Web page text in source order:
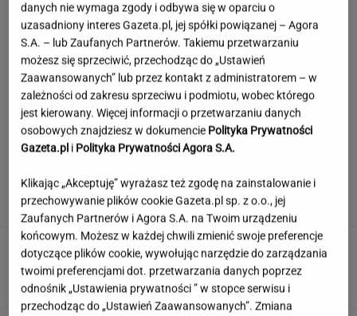
zwariowali"
Argentyna w żałobie. Oto co ojciec
zrobił dla Messiego. "Bądź silny, Leo"
SUBSKRYPCJA
danych nie wymaga zgody i odbywa się w oparciu o
uzasadniony interes Gazeta.pl, jej spółki powiązanej – Agora
S.A. – lub Zaufanych Partnerów. Takiemu przetwarzaniu
możesz się sprzeciwić, przechodząc do „Ustawień
Zaawansowanych” lub przez kontakt z administratorem – w
zależności od zakresu sprzeciwu i podmiotu, wobec którego
jest kierowany. Więcej informacji o przetwarzaniu danych
osobowych znajdziesz w dokumencie Polityka Prywatności
Gazeta.pl i Polityka Prywatności Agora S.A.
Klikając „Akceptuję” wyrażasz też zgodę na zainstalowanie i
przechowywanie plików cookie Gazeta.pl sp. z o.o., jej
Zaufanych Partnerów i Agora S.A. na Twoim urządzeniu
końcowym. Możesz w każdej chwili zmienić swoje preferencje
dotyczące plików cookie, wywołując narzędzie do zarządzania
twoimi preferencjami dot. przetwarzania danych poprzez
odnośnik „Ustawienia prywatności ” w stopce serwisu i
przechodząc do „Ustawień Zaawansowanych”. Zmiana